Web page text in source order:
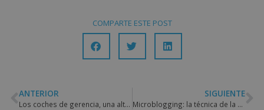
COMPARTE ESTE POST
ANTERIOR
Los coches de gerencia, una alternativa con ventajas
SIGUIENTE
Microblogging: la técnica de la brevedad y la inmediatez